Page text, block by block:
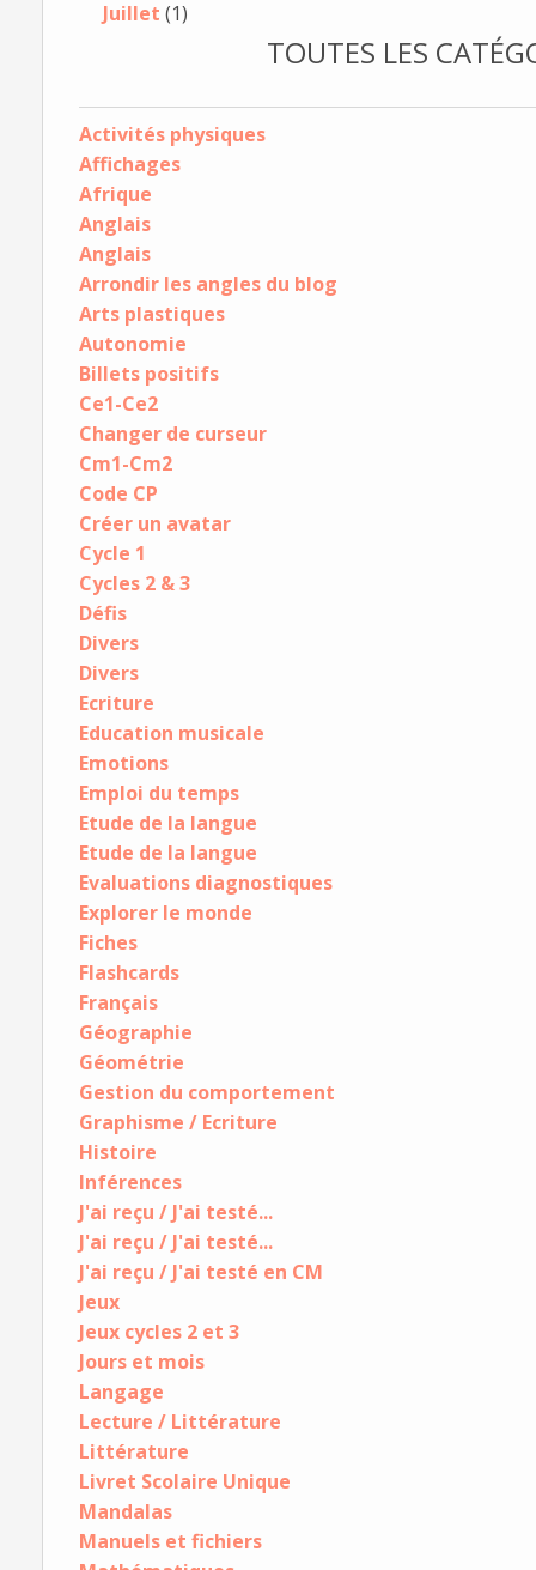
Juillet (1)
TOUTES LES
Activités physiques
Affichages
Afrique
Anglais
Anglais
Arrondir les angles du blog
Arts plastiques
Autonomie
Billets positifs
Ce1-Ce2
Changer de curseur
Cm1-Cm2
Code CP
Créer un avatar
Cycle 1
Cycles 2 & 3
Défis
Divers
Divers
Ecriture
Education musicale
Emotions
Emploi du temps
Etude de la langue
Etude de la langue
Evaluations diagnostiques
Explorer le monde
Fiches
Flashcards
Français
Géographie
Géométrie
Gestion du comportement
Graphisme / Ecriture
Histoire
Inférences
J'ai reçu / J'ai testé...
J'ai reçu / J'ai testé...
J'ai reçu / J'ai testé en CM
Jeux
Jeux cycles 2 et 3
Jours et mois
Langage
Lecture / Littérature
Littérature
Livret Scolaire Unique
Mandalas
Manuels et fichiers